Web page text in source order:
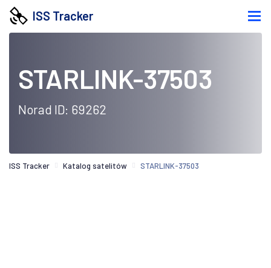
ISS Tracker
STARLINK-37503
Norad ID: 69262
ISS Tracker Katalog satelitów STARLINK-37503